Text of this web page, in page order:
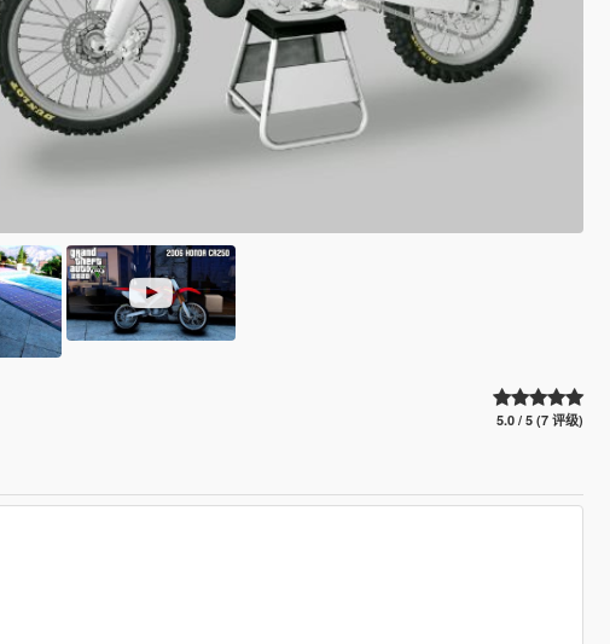
5.0 / 5 (7 评级)